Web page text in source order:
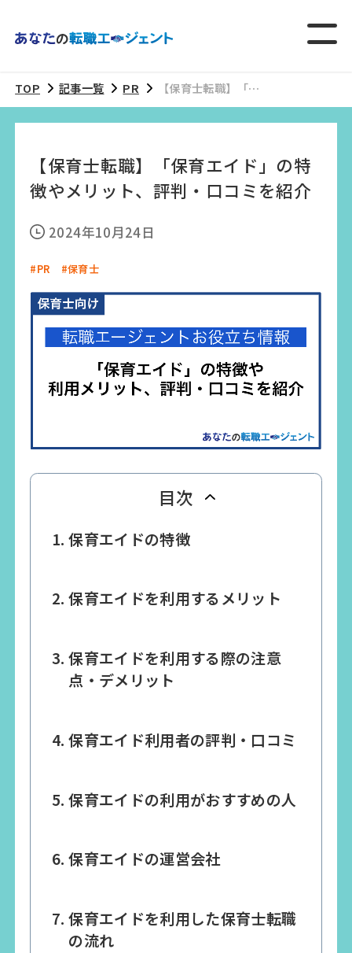
TOP 記事一覧 PR
【保育士転職】「保
育エイド」の特徴や
【保育士転職】「保育エイド」の特
徴やメリット、評判・口コミを紹介
2024年10月24日
#PR #保育士
目次
保育エイドの特徴
保育エイドを利用するメリット
保育エイドを利用する際の注意
点・デメリット
保育エイド利用者の評判・口コミ
保育エイドの利用がおすすめの人
保育エイドの運営会社
保育エイドを利用した保育士転職
の流れ